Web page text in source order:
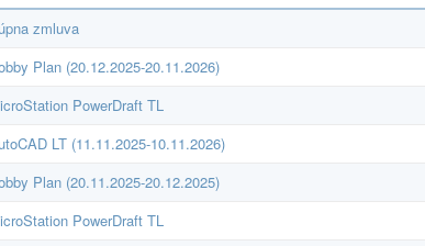
zmluva
Plan (20.12.2025-20.11.2026)
PowerDraft TL
LT (11.11.2025-10.11.2026)
Plan (20.11.2025-20.12.2025)
PowerDraft TL